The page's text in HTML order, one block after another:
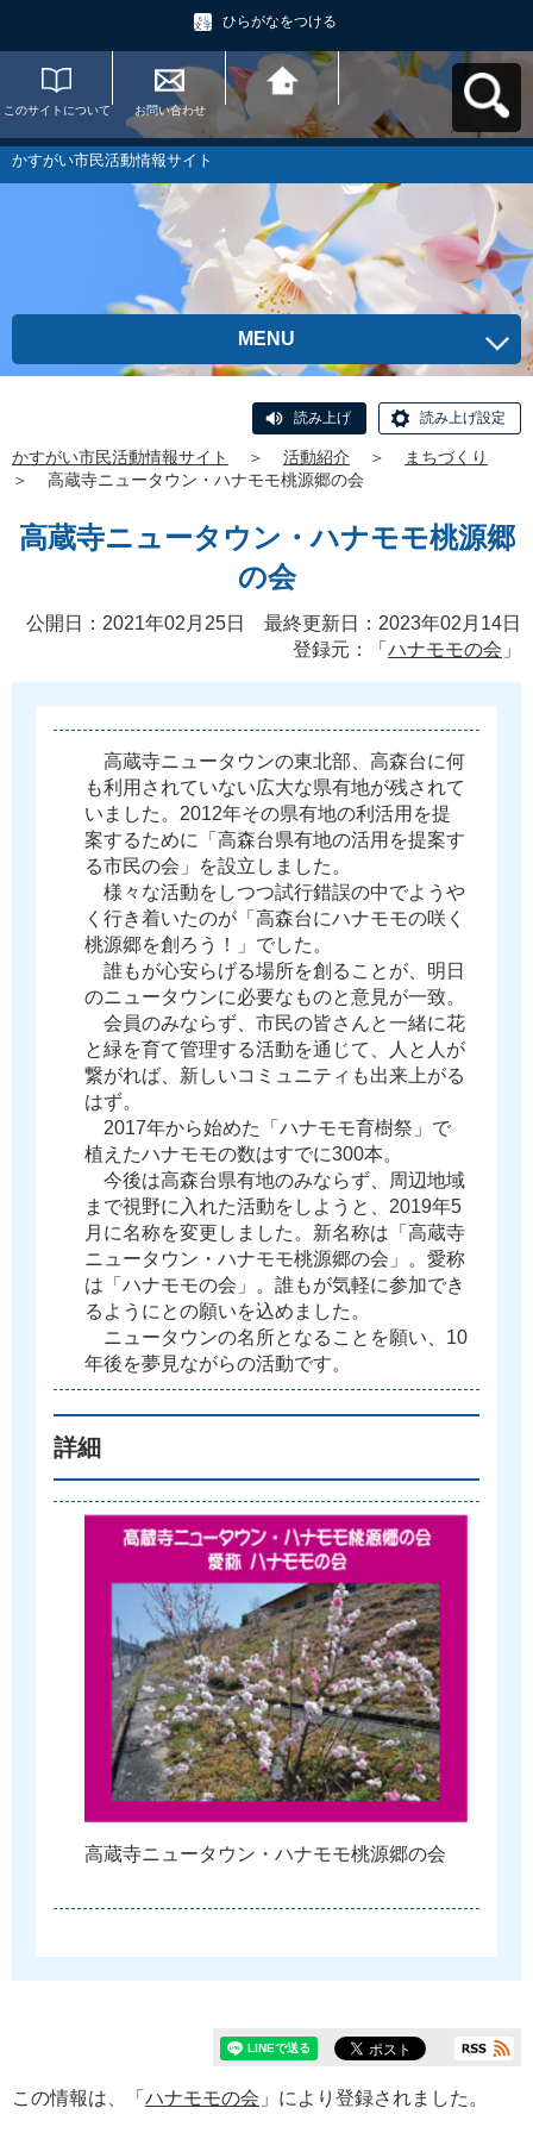
ひらがなをつける
このサイトについて お問い合わせ
かすがい市民活動情
報サイトへ戻る
かすがい市民活動情報サイト
MENU
読み上げ 読み上げ設定
かすがい市民活動情報サイト ＞ 活動紹介 ＞
まちづくり
＞
高蔵寺ニュータウン・ハナモモ桃源郷の会
高蔵寺ニュータウン・ハナモモ桃源郷
の会
公開日：2021年02月25日 最終更新日：2023年02月14日
登録元：「 ハナモモの会 」
高蔵寺ニ ュ ータ ウ ンの東北部 高森台に何
も利 用 さ れていない広大な県有地が残さ れて
い ま した 。 2012年その県有地の利 活用 を提
案するために 「 高森台県有地の活用 を提案す
る市民の会 」 を設立 し ま した 。
様 々 な活動を しつつ試行錯誤の中でよ う や
く 行き着いたのが 「 高森台にハナモモの咲 く
桃源郷を創 ろ う ！ 」 でした 。
誰もが心安らげる場所を創 る こ と が 明 日
のニ ュ ータ ウ ンに必要な ものと意見が一致。
会 員のみならず 市民の皆さ んと一緒に花
と緑を育て管理する活動を通 じて 人 と 人 が
繋がれば 新しいコ ミ ュ ニテ ィ も出来 上がる
はず。
2017年から始めた 「 ハナモモ育樹祭 」 で
植 え たハナモモの数はすでに300本。
今後は高森台県有地のみならず 周辺地域
ま で視野に 入 れた活動を し よ う と 2019年5
月 に名称を変更 し ま した 。 新名称は 「 高蔵寺
ニ ュ ータ ウ ン ・ ハナモモ桃源郷の会 」 。 愛称
は 「 ハナモモの会 」 。 誰もが気軽に参加でき
る よ う に との願いを込め ま した 。
ニ ュ ータ ウ ンの名 所と なる こ と を願い 10
年後を夢見ながらの活動です。
詳細
高蔵寺ニ ュ ータ ウ ン ・ ハナモモ桃源郷の会
この情報は、「 ハナモモの会 」により登録されました。